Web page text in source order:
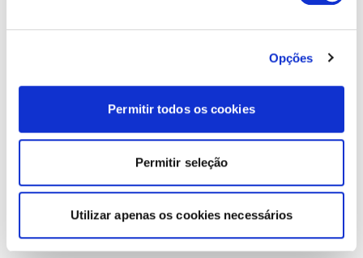
Opções
Permitir todos os cookies
Permitir seleção
Utilizar apenas os cookies necessários